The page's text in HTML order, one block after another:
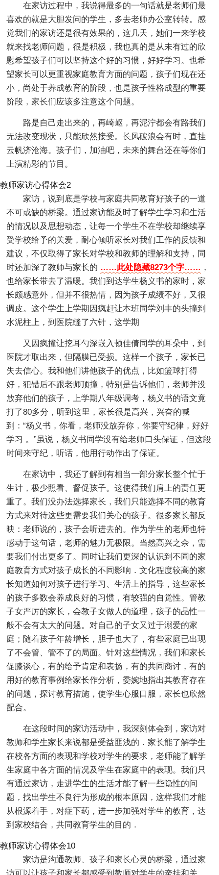
在家访过程中，我说得最多的一句话就是老师们最
喜欢的就是大胆发问的学生，多去老师办公室转转。感
觉我们的家访还是很有效果的，这几天，她们一来学校
就来找老师问题，很是积极，我也真的是从未有过的欣
慰希望孩子们可以坚持这个好的习惯，好好学习。也希
望家长可以更重视家庭教育方面的问题，孩子们现在还
小，尚处于养成教育的阶段，也是孩子性格成型的重要
阶段，家长们应该多注意这个问题。
路是自己走出来的，再崎岖，再泥泞都会有路我们
无法改变现状，只能欣然接受。长风破浪会有时，直挂
云帆济沧海。孩子们，加油吧，未来的舞台还在等你们
上演精彩的节目。
教师家访心得体会2
家访，说到底是学校与家庭共同教育好孩子的一道
不可或缺的桥梁。通过家访能及时了解学生学习和生活
的情况以及思想动态，让每一个学生不在学校却继续享
受学校给予的关爱，耐心倾听家长对我们工作的反馈和
建议，不仅取得了家长对学校和教师的理解和支持，同
时还加深了教师与家长的 ……此处隐藏8273个字…… ，
也给家长带去了温暖。我们到达学生杨义书的家时，家
长颇感意外，但并不很热情，因为孩子成绩不好，又很
调皮。这个学生上学期因疯赶让本班同学刘丰的头撞到
水泥柱上，到医院缝了六针，这学期
又因疯撞让挖耳勺深嵌入顿佳倩同学的耳朵中，到
医院才取出来，但隔膜已受损。这样一个孩子，家长已
失去信心。我和他们讲他孩子的优点，比如篮球打得
好，犯错后不跟老师顶撞，特别是告诉他们，老师并没
放弃他们的孩子，上学期八年级调考，杨义书的语文竟
打了80多分，听到这里，家长很是高兴，兴奋的喊
到：“杨义书，你看，老师没放弃你，你要守纪律，好好
学习 。”虽说，杨义书同学没有给老师口头保证，但这段
时间来守纪，听话，他用行动作出了保证。
在家访中，我还了解到有相当一部分家长整个忙于
生计，极少照看、督促孩子。这使得我们肩上的责任更
重了。我们没办法选择家长，我们只能选择不同的教育
方式来对待这些更需要我们关心的孩子。很多家长都反
映：老师说的，孩子会听进去的。作为学生的老师也特
感动于这句话，老师的魅力无极限。当然高兴之余，需
要我们付出更多了。同时让我们更深的认识到不同的家
庭教育方式对孩子成长的不同影响．文化程度较高的家
长知道如何对孩子进行学习、生活上的指导，这些家长
的孩子多数会养成良好的习惯，有较强的自觉性。管教
子女严厉的家长，会教子女做人的道理，孩子的品性一
般不会有太大的问题。对自己的子女又过于溺爱的家
庭；随着孩子年龄增长，胆子也大了，有些家庭已出现
了不会管、管不了的局面。针对这些情况，我们和家长
促膝谈心，有的给予肯定和表扬，有的共同商讨，有的
用好的教育事例给家长作分析，委婉地指出其教育存在
的问题，探讨教育措施，使学生心服口服，家长也欣然
配合。
在这段时间的家访活动中，我深刻体会到，家访对
教师和学生家长来说都是受益匪浅的．家长能了解学生
在校各方面的表现和学校对学生的要求，老师能了解学
生家庭中各方面的情况及学生在家庭中的表现。我们只
有通过家访，走进学生的生活才能了解一些隐性的问
题，找出学生不良行为形成的根本原因，这样我们才能
从根源着手，对症下药，进一步加强对学生的教育，达
到家校结合，共同教育学生的目的．
教师家访心得体会10
家访是沟通教师、孩子和家长心灵的桥梁，通过家